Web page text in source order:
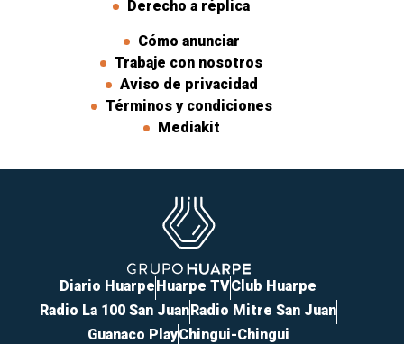
Derecho a réplica
Cómo anunciar
Trabaje con nosotros
Aviso de privacidad
Términos y condiciones
Mediakit
Diario HuarpeHuarpe TVClub Huarpe
Radio La 100 San JuanRadio Mitre San Juan
Guanaco PlayChingui-Chingui